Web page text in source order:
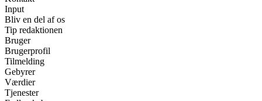
Input
Bliv en del af os
Tip redaktionen
Bruger
Brugerprofil
Tilmelding
Gebyrer
Værdier
Tjenester